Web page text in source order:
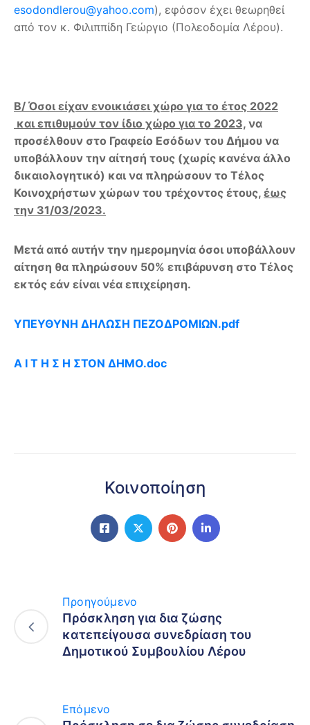
esodondlerou@yahoo.com), εφόσον έχει θεωρηθεί
από τον κ. Φιλιππίδη Γεώργιο (Πολεοδομία Λέρου).
Β/ Όσοι είχαν ενοικιάσει χώρο για το έτος 2022
και επιθυμούν τον ίδιο χώρο για το 2023, να
προσέλθουν στο Γραφείο Εσόδων του Δήμου να
υποβάλλουν την αίτησή τους (χωρίς κανένα άλλο
δικαιολογητικό) και να πληρώσουν το Τέλος
Κοινοχρήστων χώρων του τρέχοντος έτους, έως
την 31/03/2023.
Μετά από αυτήν την ημερομηνία όσοι υποβάλλουν
αίτηση θα πληρώσουν 50% επιβάρυνση στο Τέλος
εκτός εάν είναι νέα επιχείρηση.
ΥΠΕΥΘΥΝΗ ΔΗΛΩΣΗ ΠΕΖΟΔΡΟΜΙΩΝ.pdf
Α Ι Τ Η Σ Η ΣΤΟΝ ΔΗΜΟ.doc
Κοινοποίηση
Προηγούμενο
Πρόσκληση για δια ζώσης
κατεπείγουσα συνεδρίαση του
Δημοτικού Συμβουλίου Λέρου
Επόμενο